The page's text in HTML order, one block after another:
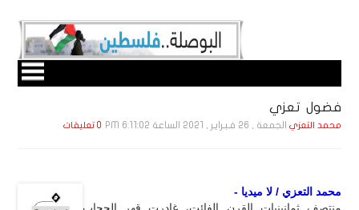
فضول تعزي
محمد التعزي الجمعة , 26 فـبـرايـر , 2021 الساعة 6:11:02 PM 0 تعليقات
محمد التعزي / لا ميديا -